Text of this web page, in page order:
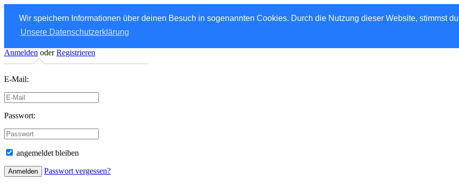
Wir speichern Informationen über deinen Besuch in sogenannten Cookies. Durch die Nutzung dieser Website, stimmst
Unsere Datenschutzerklärung
Anmelden oder Registrieren
E-Mail:
Passwort:
angemeldet bleiben
Passwort vergessen?